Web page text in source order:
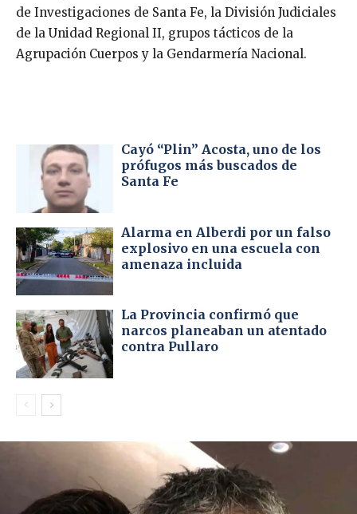
de Investigaciones de Santa Fe, la División Judiciales
de la Unidad Regional II, grupos tácticos de la
Agrupación Cuerpos y la Gendarmería Nacional.
Cayó “Plin” Acosta, uno de los
prófugos más buscados de
Santa Fe
Alarma en Alberdi por un falso
explosivo en una escuela con
amenaza incluida
La Provincia confirmó que
narcos planeaban un atentado
contra Pullaro